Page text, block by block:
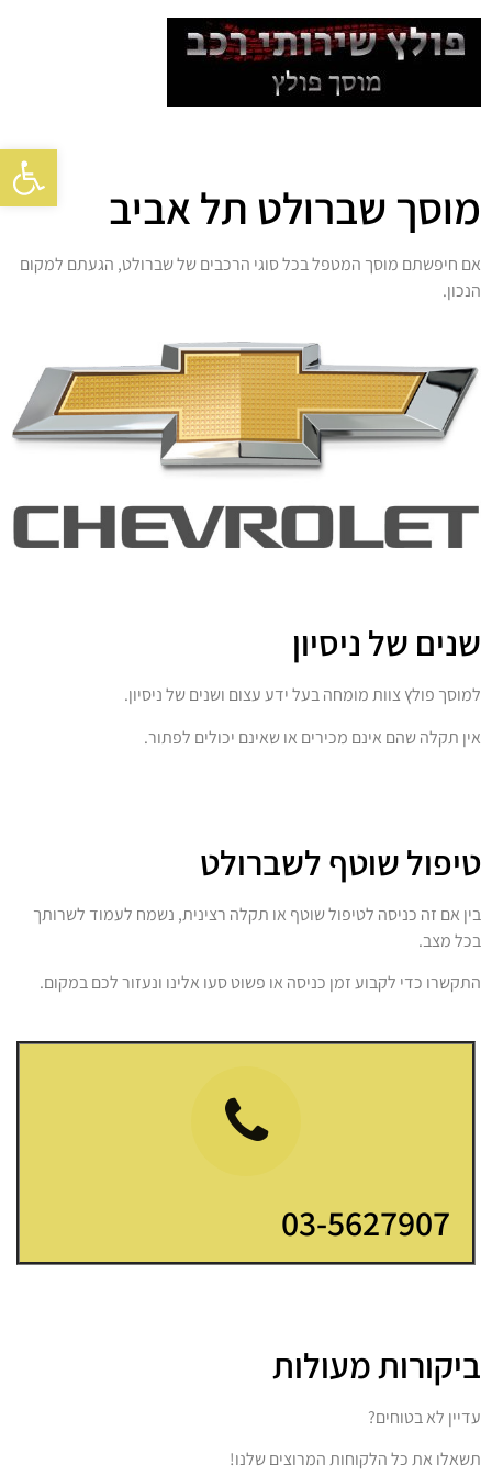
פתח
מוסך שברולט תל אביב
אם חיפשתם מוסך המטפל בכל סוגי הרכבים של שברולט, הגעתם למקום
הנכון.
שנים של ניסיון
למוסך פולץ צוות מומחה בעל ידע עצום ושנים של ניסיון.
אין תקלה שהם אינם מכירים או שאינם יכולים לפתור.
טיפול שוטף לשברולט
בין אם זה כניסה לטיפול שוטף או תקלה רצינית, נשמח לעמוד לשרותך
בכל מצב.
התקשרו כדי לקבוע זמן כניסה או פשוט סעו אלינו ונעזור לכם במקום.
03-5627907
ביקורות מעולות
עדיין לא בטוחים?
תשאלו את כל הלקוחות המרוצים שלנו!